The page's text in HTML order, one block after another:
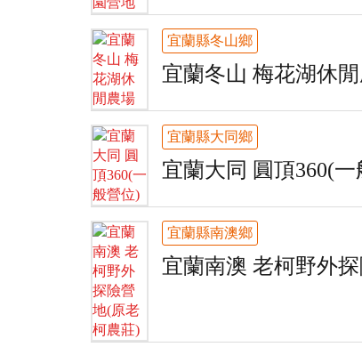
宜蘭縣冬山鄉
宜蘭冬山 梅花湖休
宜蘭縣大同鄉
宜蘭大同 圓頂360(一
宜蘭縣南澳鄉
宜蘭南澳 老柯野外